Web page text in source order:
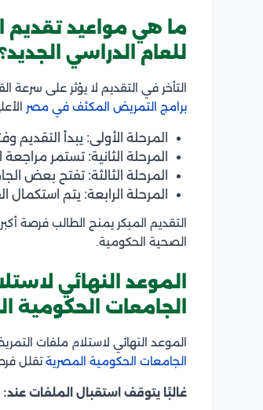
ما هي مواعيد
للعام الدراسي
التأخر في التقديم لا يؤثر على
برامج التمريض المكثف في مصر
المرحلة الأولى: يبدأ
المرحلة الثانية: تستمر
المرحلة الثالثة: تفتح بعض
المرحلة الرابعة: يتم استكمال
التقديم المبكر يمنح الطالب فرصة
الصحية الحكومية.
الموعد النهائي
الجامعات الحكومية
الموعد النهائي لاستلام ملفات
الجامعات الحكومية المصريةتقلل
غالبًا يتوقف استقبال الملفات عند: